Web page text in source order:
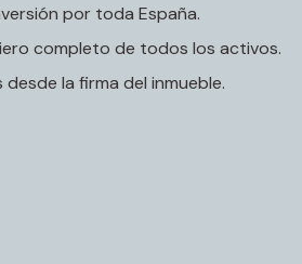
por toda España.
completo de todos los activos.
la firma del inmueble.